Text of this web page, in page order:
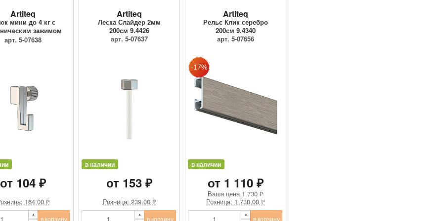
Artiteq
мини до 4 кг с
зажимом
9.4205
арт. 5-07638
от 104 ₽
164.00 ₽
в корзину
Artiteq
Леска Слайдер 2мм
200см 9.4426
арт. 5-07637
в наличии
от 153 ₽
Розница: 239.00 ₽
в корзину
Artiteq
Рельс Клик серебро
200см 9.4340
арт. 5-07656
в наличии
от 1 110 ₽
Ваша цена 1 730 ₽
Розница: 1 730.00 ₽
в корзину